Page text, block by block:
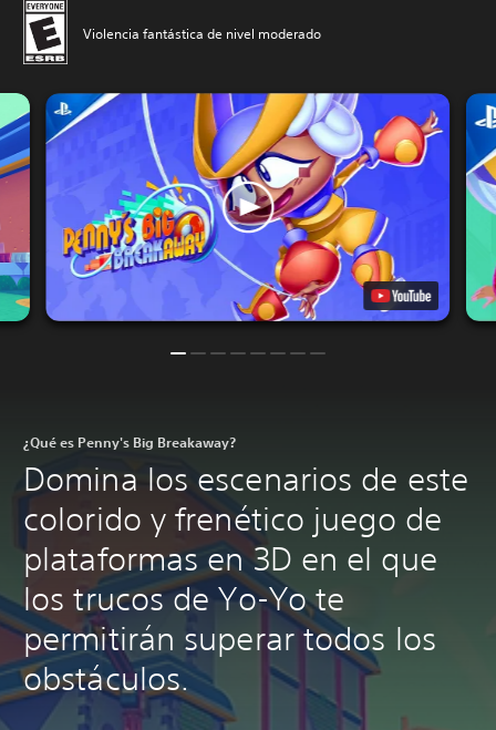
Violencia fantástica de nivel moderado
¿Qué es Penny's Big Breakaway?
Domina los escenarios de este
colorido y frenético juego de
plataformas en 3D en el que
los trucos de Yo-Yo te
permitirán superar todos los
obstáculos.